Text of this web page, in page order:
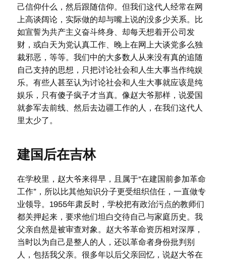
己信仰什么，然后跟随信仰。但我们这代人经常在网
上高谈阔论，实际做的却与嘴上说的没多少关系。比
如宣誓为共产主义奋斗终身、却每天想着开公司发
财，或白天为党认真工作、晚上在网上大谈党多么独
裁邪恶，等等。我们中的大多数人从来没有真的追随
自己支持的思想，只把讨论社会和人生大事当作纯娱
乐。有些人甚至认为讨论社会和人生大事就应该是纯
娱乐，只有傻子疯子才当真。像赵大爷那样，说爱国
就参军去前线、然后去边疆工作的人，在我们这代人
里太少了。
建国后在吉林
在学校里，赵大爷来得早，且属于“在建国前参加革命
工作”，所以比其他知识分子更受组织信任，一直做专
业领导。1955年肃反时，学校把有政治污点的教师们
都关押起来，要求他们坦白交待自己与家庭历史。我
父亲自然是被审查对象。赵大爷革命资历相对深厚，
当时以为自己是整人的人，还以革命者身份批判别
人，包括我父亲。很多年以后父亲回忆，说赵大爷在